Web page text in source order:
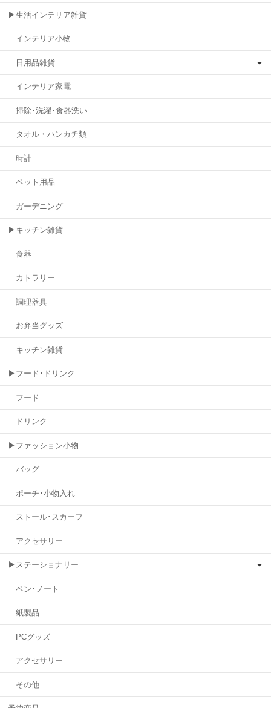
▶生活インテリア雑貨
インテリア小物
日用品雑貨
インテリア家電
掃除･洗濯･食器洗い
タオル・ハンカチ類
時計
ペット用品
ガーデニング
▶キッチン雑貨
食器
カトラリー
調理器具
お弁当グッズ
キッチン雑貨
▶フード･ドリンク
フード
ドリンク
▶ファッション小物
バッグ
ポーチ･小物入れ
ストール･スカーフ
アクセサリー
▶ステーショナリー
ペン･ノート
紙製品
PCグッズ
アクセサリー
その他